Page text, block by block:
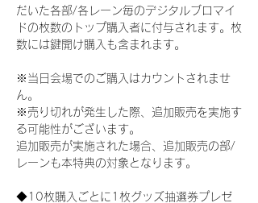
だいた各部/各レーン毎のデジタルブロマイ
ドの枚数のトップ購入者に付与されます。枚
数には鍵開け購入も含まれます。
※当日会場でのご購入はカウントされませ
ん。
※売り切れが発生した際、追加販売を実施す
る可能性がございます。
追加販売が実施された場合、追加販売の部/
レーンも本特典の対象となります。
◆10枚購入ごとに1枚グッズ抽選券プレゼ